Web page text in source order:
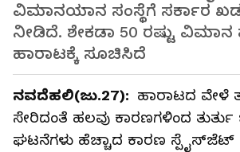
ವಿಮಾನಯಾನ ಸಂಸ್ಥೆಗೆ ಸರ್ಕಾರ
ನೀಡಿದೆ. ಶೇಕಡಾ 50 ರಷ್ಟು
ಹಾರಾಟಕ್ಕೆ ಸೂಚಿಸಿದೆ
ನವದೆಹಲಿ(ಜು.27): ಹಾರಾಟದ ವೇಳೆ
ಸೇರಿದಂತೆ ಹಲವು ಕಾರಣಗಳಿಂದ ತುರ್ತು
ಘಟನೆಗಳು ಹೆಚ್ಚಾದ ಕಾರಣ